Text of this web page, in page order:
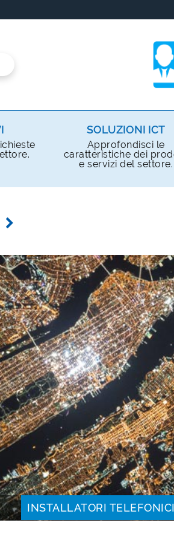
SOLUZIONI ICT
Approfondisci le
caratteristiche dei
e servizi del settore.
INSTALLATORI